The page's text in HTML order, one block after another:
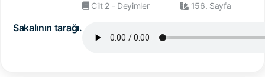
Sakalının tarağı.
Cilt 2 - Deyimler 156. Sayfa